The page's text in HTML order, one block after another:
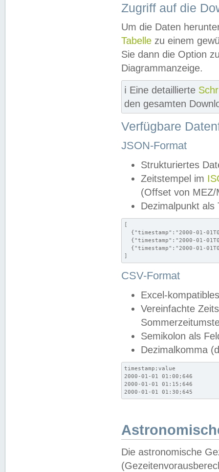
Zugriff auf die
Um die Daten
Tabelle zu einem
Sie dann die Option
Diagrammanzeige.
ℹ️ Eine detaillierte
den gesamten
Verfügbare
JSON-Format
Strukturiertes
Zeitstempel im
(Offset von MEZ/
Dezimalpunkt als
[
{"timestamp":"2000-01-
{"timestamp":"2000-01-
{"timestamp":"2000-01-
]
CSV-Format
Excel-
Vereinfachte
Semikolon als
Dezimalkomma
timestamp;value
2000-01-01 01:00;646
2000-01-01 01:15;646
2000-01-01 01:30;645
Die astronomische